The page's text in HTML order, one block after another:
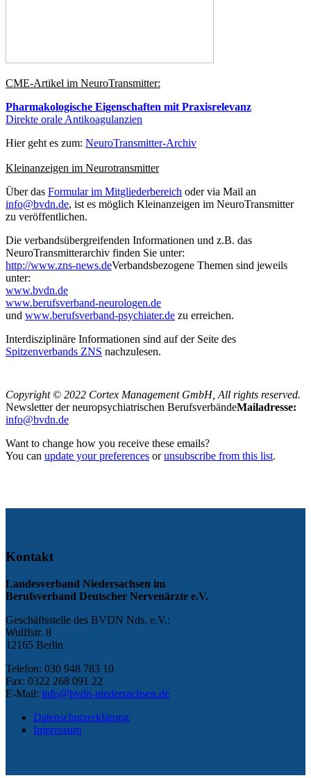
CME-Artikel im NeuroTransmitter:
Pharmakologische Eigenschaften mit Praxisrelevanz
Direkte orale Antikoagulanzien
Hier geht es zum: NeuroTransmitter-Archiv
Kleinanzeigen im Neurotransmitter
Über das Formular im Mitgliederbereich oder via Mail an
info@bvdn.de, ist es möglich Kleinanzeigen im NeuroTransmitter
zu veröffentlichen.
Die verbandsübergreifenden Informationen und z.B. das
NeuroTransmitterarchiv finden Sie unter:
http://www.zns-news.deVerbandsbezogene Themen sind jeweils
unter:
www.bvdn.de
www.berufsverband-neurologen.de
und www.berufsverband-psychiater.de zu erreichen.
Interdisziplinäre Informationen sind auf der Seite des
Spitzenverbands ZNS nachzulesen.
Copyright © 2022 Cortex Management GmbH, All rights reserved.
Newsletter der neuropsychiatrischen BerufsverbändeMailadresse:
info@bvdn.de
Want to change how you receive these emails?
You can update your preferences orunsubscribe from this list.
Kontakt
Landesverband Niedersachsen im
Berufsverband Deutscher Nervenärzte e.V.
Geschäftsstelle des BVDN Nds. e.V.:
Wulffstr. 8
12165 Berlin
Telefon: 030 948 783 10
Fax: 0322 268 091 22
E-Mail: info@bvdn-niedersachsen.de
Datenschutzerklärung
Impressum